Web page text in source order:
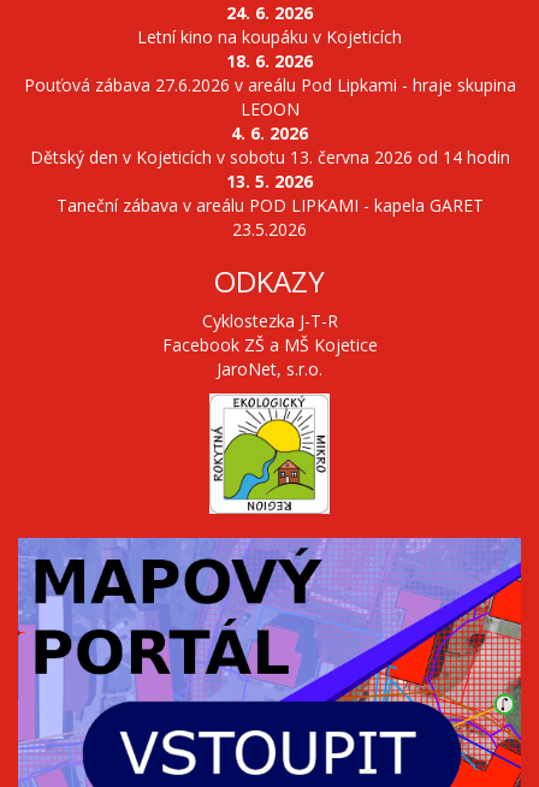
24. 6. 2026
Letní kino na koupáku v Kojeticích
18. 6. 2026
Pouťová zábava 27.6.2026 v areálu Pod Lipkami - hraje skupina
LEOON
4. 6. 2026
Dětský den v Kojeticích v sobotu 13. června 2026 od 14 hodin
13. 5. 2026
Taneční zábava v areálu POD LIPKAMI - kapela GARET
23.5.2026
ODKAZY
Cyklostezka J-T-R
Facebook ZŠ a MŠ Kojetice
JaroNet, s.r.o.